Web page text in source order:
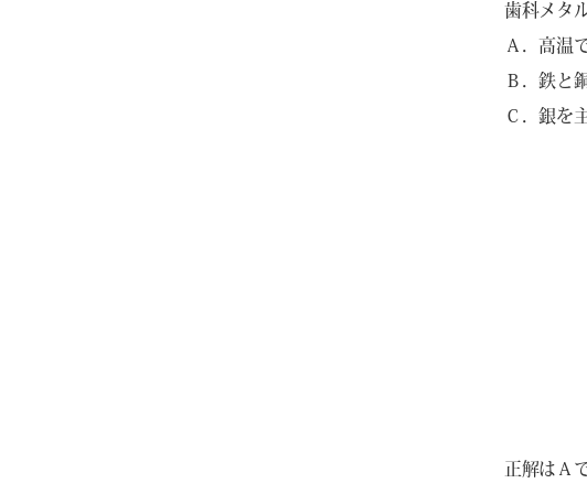
歯科メタ
Ａ．高温
Ｂ．鉄と
Ｃ．銀を
正解はＡ